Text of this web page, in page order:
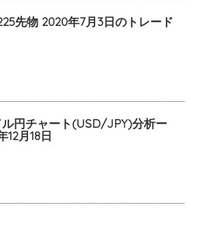
先物 2020年7月3日のトレード
ル円チャート(USD/JPY)分析ー
12月18日